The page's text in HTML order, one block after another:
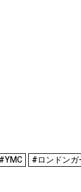
#YMC #ロンドンガ